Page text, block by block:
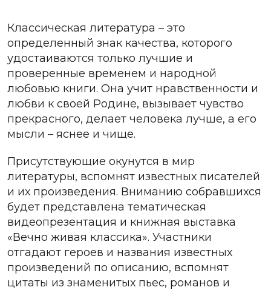
Классическая литература – это
определенный знак качества, которого
удостаиваются только лучшие и
проверенные временем и народной
любовью книги. Она учит нравственности и
любви к своей Родине, вызывает чувство
прекрасного, делает человека лучше, а его
мысли – яснее и чище.
Присутствующие окунутся в мир
литературы, вспомнят известных писателей
и их произведения. Вниманию собравшихся
будет представлена тематическая
видеопрезентация и книжная выставка
«Вечно живая классика». Участники
отгадают героев и названия известных
произведений по описанию, вспомнят
цитаты из знаменитых пьес, романов и